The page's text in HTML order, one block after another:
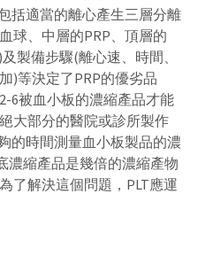
括適當的離心產生三層分離
球、中層的PRP、頂層的
製備步驟(離心速、時間、
)等決定了PRP的優劣品
6被血小板的濃縮產品才能
大部分的醫院或診所製作
的時間測量血小板製品的濃
濃縮產品是幾倍的濃縮產物
了解決這個問題，PLT應運